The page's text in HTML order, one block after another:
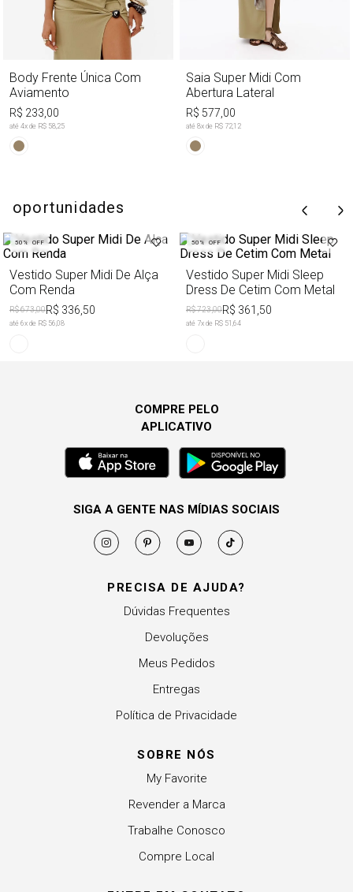
Body Frente Única Com
Aviamento
R$ 233,00
até 4x de R$ 58,25
Saia Super Midi Com
Abertura Lateral
R$ 577,00
até 8x de R$ 72,12
oportunidades
50% OFF
Vestido Super Midi De Alça
Com Renda
R$ 673,00R$ 336,50
até 6x de R$ 56,08
50% OFF
Vestido Super Midi Sleep
Dress De Cetim Com Metal
R$ 723,00R$ 361,50
até 7x de R$ 51,64
PRECISA DE AJUDA?
Dúvidas Frequentes
Devoluções
Meus Pedidos
Entregas
Política de Privacidade
SOBRE NÓS
My Favorite
Revender a Marca
Trabalhe Conosco
Compre Local
COMPRE PELO
APLICATIVO
SIGA A GENTE NAS MÍDIAS SOCIAIS